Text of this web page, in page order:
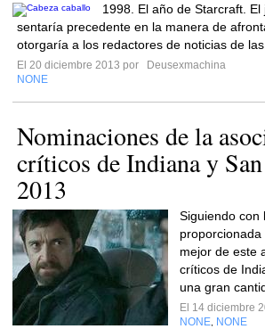
1998. El año de Starcraft.
sentaría precedente en la manera de
otorgaría a los redactores de noticias de
El 20 diciembre 2013 por
Deusexmachina
NONE
Nominaciones de la
críticos de Indiana y
2013
Siguiendo con
mejor de este
críticos de
una gran
El 14 diciembre
NONE NONE